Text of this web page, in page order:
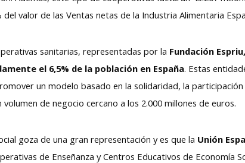
valor de las Ventas netas de la Industria Alimentaria
sanitarias, representadas por la Fundación Espriu,
el 6,5% de la población en España. Estas
un modelo basado en la solidaridad, la
de negocio cercano a los 2.000 millones de euros.
goza de una gran representación y es que la Unión
de Enseñanza y Centros Educativos de Economía